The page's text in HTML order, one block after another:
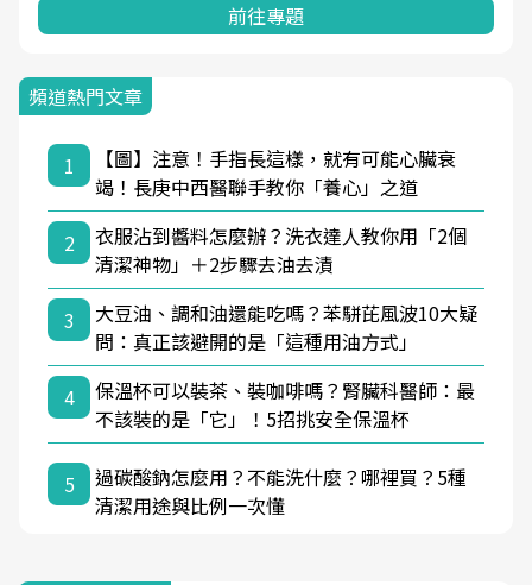
前往專題
頻道熱門文章
1
【圖】注意！手指長這樣，就有可能心臟衰
竭！長庚中西醫聯手教你「養心」之道
2
衣服沾到醬料怎麼辦？洗衣達人教你用「2個
清潔神物」＋2步驟去油去漬
3
大豆油、調和油還能吃嗎？苯駢芘風波10大疑
問：真正該避開的是「這種用油方式」
4
保溫杯可以裝茶、裝咖啡嗎？腎臟科醫師：最
不該裝的是「它」！5招挑安全保溫杯
5
過碳酸鈉怎麼用？不能洗什麼？哪裡買？5種
清潔用途與比例一次懂